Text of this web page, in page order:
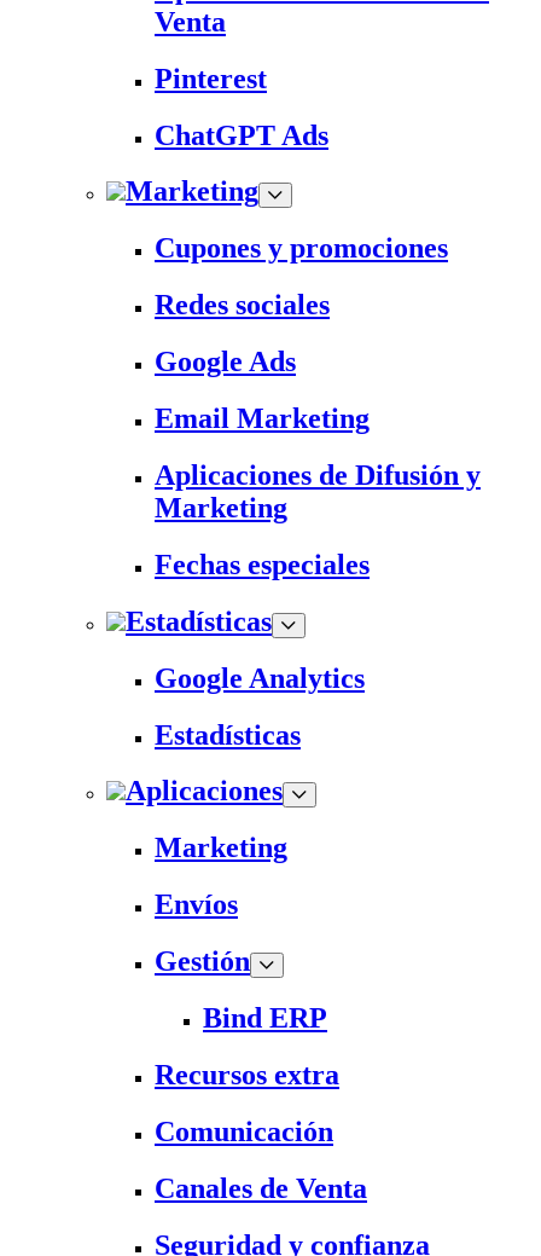
Venta
Pinterest
ChatGPT Ads
Marketing
Cupones y promociones
Redes sociales
Google Ads
Email Marketing
Aplicaciones de Difusión y
Marketing
Fechas especiales
Estadísticas
Google Analytics
Estadísticas
Aplicaciones
Marketing
Envíos
Gestión
Bind ERP
Recursos extra
Comunicación
Canales de Venta
Seguridad y confianza